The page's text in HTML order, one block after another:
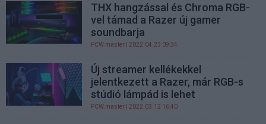
THX hangzással és Chroma RGB-
vel támad a Razer új gamer
soundbarja
PCW.master | 2022.04.23 09:34
Új streamer kellékekkel
jelentkezett a Razer, már RGB-s
stúdió lámpád is lehet
PCW.master | 2022.03.12 16:40